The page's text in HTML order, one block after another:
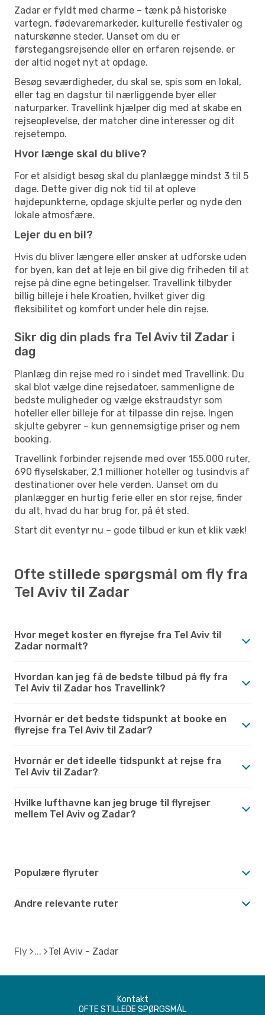
Zadar er fyldt med charme – tænk på historiske
vartegn, fødevaremarkeder, kulturelle festivaler og
naturskønne steder. Uanset om du er
førstegangsrejsende eller en erfaren rejsende, er
der altid noget nyt at opdage.
Besøg seværdigheder, du skal se, spis som en lokal,
eller tag en dagstur til nærliggende byer eller
naturparker. Travellink hjælper dig med at skabe en
rejseoplevelse, der matcher dine interesser og dit
rejsetempo.
Hvor længe skal du blive?
For et alsidigt besøg skal du planlægge mindst 3 til 5
dage. Dette giver dig nok tid til at opleve
højdepunkterne, opdage skjulte perler og nyde den
lokale atmosfære.
Lejer du en bil?
Hvis du bliver længere eller ønsker at udforske uden
for byen, kan det at leje en bil give dig friheden til at
rejse på dine egne betingelser. Travellink tilbyder
billig billeje i hele Kroatien, hvilket giver dig
fleksibilitet og komfort under hele din rejse.
Sikr dig din plads fra Tel Aviv til Zadar i
dag
Planlæg din rejse med ro i sindet med Travellink. Du
skal blot vælge dine rejsedatoer, sammenligne de
bedste muligheder og vælge ekstraudstyr som
hoteller eller billeje for at tilpasse din rejse. Ingen
skjulte gebyrer – kun gennemsigtige priser og nem
booking.
Travellink forbinder rejsende med over 155.000 ruter,
690 flyselskaber, 2,1 millioner hoteller og tusindvis af
destinationer over hele verden. Uanset om du
planlægger en hurtig ferie eller en stor rejse, finder
du alt, hvad du har brug for, på ét sted.
Start dit eventyr nu – gode tilbud er kun et klik væk!
Ofte stillede spørgsmål om fly fra
Tel Aviv til Zadar
Hvor meget koster en flyrejse fra Tel Aviv til
Zadar normalt?
Hvordan kan jeg få de bedste tilbud på fly fra
Tel Aviv til Zadar hos Travellink?
Hvornår er det bedste tidspunkt at booke en
flyrejse fra Tel Aviv til Zadar?
Hvornår er det ideelle tidspunkt at rejse fra
Tel Aviv til Zadar?
Hvilke lufthavne kan jeg bruge til flyrejser
mellem Tel Aviv og Zadar?
Populære flyruter
Andre relevante ruter
Fly Tel Aviv - Zadar
Kontakt
OFTE STILLEDE SPØRGSMÅL